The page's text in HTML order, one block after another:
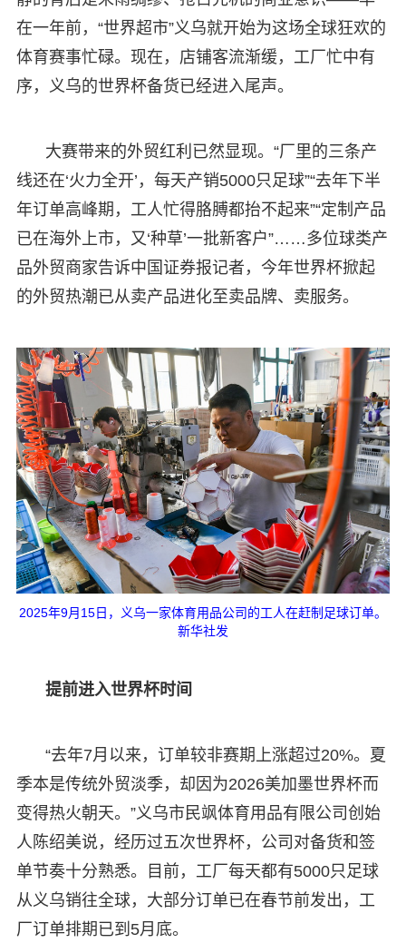
在一年前，“世界超市”义乌就开始为这场全球狂欢的
体育赛事忙碌。现在，店铺客流渐缓，工厂忙中有
序，义乌的世界杯备货已经进入尾声。
大赛带来的外贸红利已然显现。“厂里的三条产
线还在‘火力全开’，每天产销5000只足球”“去年下半
年订单高峰期，工人忙得胳膊都抬不起来”“定制产品
已在海外上市，又‘种草’一批新客户”……多位球类产
品外贸商家告诉中国证券报记者，今年世界杯掀起
的外贸热潮已从卖产品进化至卖品牌、卖服务。
2025年9月15日，义乌一家体育用品公司的工人在赶制足球订单。
新华社发
提前进入世界杯时间
“去年7月以来，订单较非赛期上涨超过20%。夏
季本是传统外贸淡季，却因为2026美加墨世界杯而
变得热火朝天。”义乌市民飒体育用品有限公司创始
人陈绍美说，经历过五次世界杯，公司对备货和签
单节奏十分熟悉。目前，工厂每天都有5000只足球
从义乌销往全球，大部分订单已在春节前发出，工
厂订单排期已到5月底。